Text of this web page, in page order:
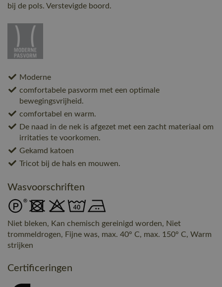
bij de pols. Verstevigde boord.
Moderne
comfortabele pasvorm met een optimale
bewegingsvrijheid.
comfortabel en warm.
De naad in de nek is afgezet met een zacht materiaal om
irritaties te voorkomen.
Gekamd katoen
Tricot bij de hals en mouwen.
Wasvoorschriften
Niet bleken, Kan chemisch gereinigd worden, Niet
trommeldrogen, Fijne was, max. 40° C, max. 150° C, Warm
strijken
Certificeringen